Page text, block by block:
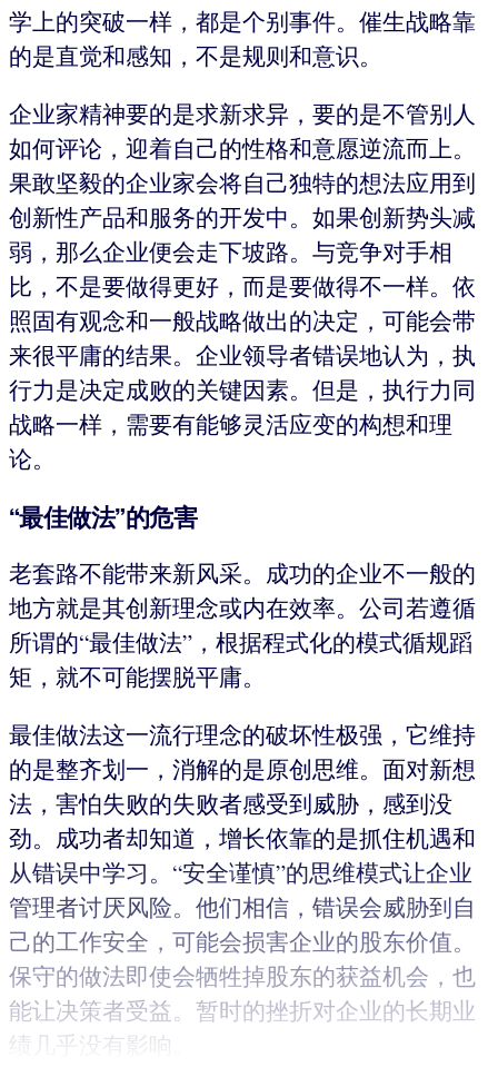
学上的突破一样，都是个别事件。催生战略靠
的是直觉和感知，不是规则和意识。
企业家精神要的是求新求异，要的是不管别人
如何评论，迎着自己的性格和意愿逆流而上。
果敢坚毅的企业家会将自己独特的想法应用到
创新性产品和服务的开发中。如果创新势头减
弱，那么企业便会走下坡路。与竞争对手相
比，不是要做得更好，而是要做得不一样。依
照固有观念和一般战略做出的决定，可能会带
来很平庸的结果。企业领导者错误地认为，执
行力是决定成败的关键因素。但是，执行力同
战略一样，需要有能够灵活应变的构想和理
论。
“最佳做法”的危害
老套路不能带来新风采。成功的企业不一般的
地方就是其创新理念或内在效率。公司若遵循
所谓的“最佳做法”，根据程式化的模式循规蹈
矩，就不可能摆脱平庸。
最佳做法这一流行理念的破坏性极强，它维持
的是整齐划一，消解的是原创思维。面对新想
法，害怕失败的失败者感受到威胁，感到没
劲。成功者却知道，增长依靠的是抓住机遇和
从错误中学习。“安全谨慎”的思维模式让企业
管理者讨厌风险。他们相信，错误会威胁到自
己的工作安全，可能会损害企业的股东价值。
保守的做法即使会牺牲掉股东的获益机会，也
能让决策者受益。暂时的挫折对企业的长期业
绩几乎没有影响。